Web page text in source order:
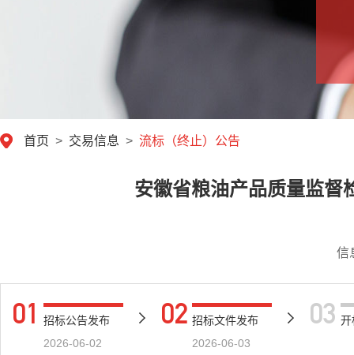
首页 > 交易信息 > 流标（终止）公告
安徽省粮油产品质量监督
信
01
招标公告发布
2026-06-02
02 招标文件发布
2026-06-03
03 开